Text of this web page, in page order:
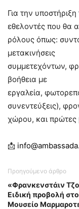
Για την
εθελοντές που θα
ρόλους όπως:
μετακινήσεις
συμμετεχόντων,
βοήθεια με
εργαλεία,
συνεντεύξεις),
χώρου, και πρώτες
📩
Προηγούμενο άρθρο
«Φρανκενστάιν
Ειδική προβολή στο
Μουσείο